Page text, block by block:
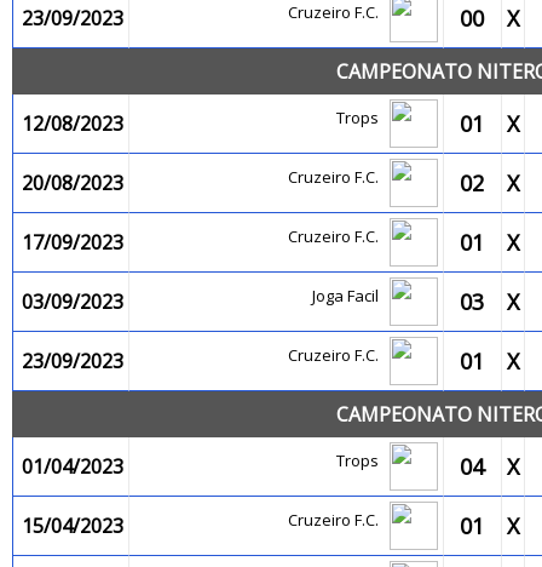
23/09/2023 Cruzeiro F.C. 00 X
CAMPEONATO
12/08/2023
Trops 01 X
20/08/2023 Cruzeiro F.C. 02 X
17/09/2023 Cruzeiro F.C. 01 X
03/09/2023 Joga Facil 03 X
23/09/2023 Cruzeiro F.C. 01 X
CAMPEONATO
01/04/2023
Trops 04 X
15/04/2023 Cruzeiro F.C. 01 X